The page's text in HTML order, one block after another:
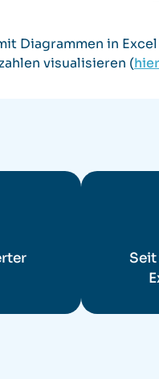
Diagrammen in
visualisieren (
Seit